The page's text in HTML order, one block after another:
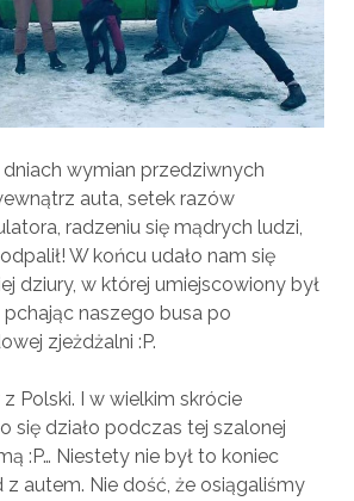
wymian przedziwnych
auta, setek razów
radzeniu się mądrych ludzi,
W końcu udało nam się
dziury, w której umiejscowiony był
pchając naszego busa po
zjeżdżalni :P.
Polski. I w wielkim skrócie
się działo podczas tej szalonej
:P… Niestety nie był to koniec
autem. Nie dość, że osiągaliśmy